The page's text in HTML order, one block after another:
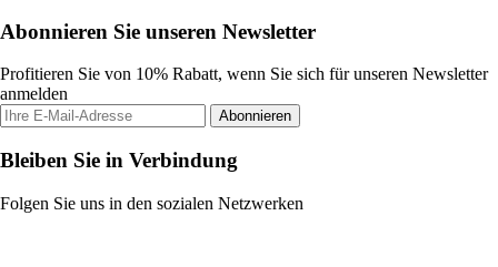
Abonnieren Sie unseren Newsletter
Profitieren Sie von 10% Rabatt, wenn Sie sich für unseren Newsletter
anmelden
Abonnieren
Bleiben Sie in Verbindung
Folgen Sie uns in den sozialen Netzwerken